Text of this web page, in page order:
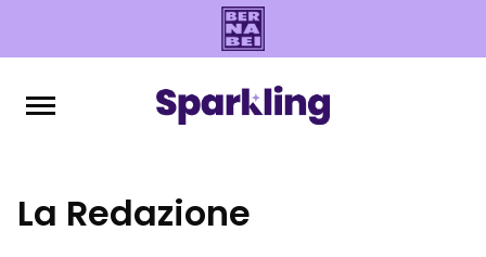
La Redazione